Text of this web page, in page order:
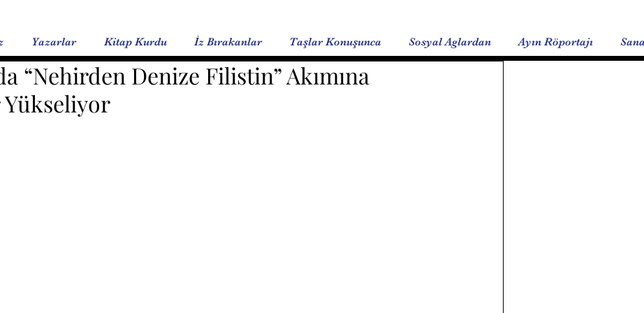
Yazarlar Kitap Kurdu İz Bırakanlar Taşlar Konuşunca Sosyal Aglardan Ayın Röportajı
“Nehirden Denize Filistin” Akımına